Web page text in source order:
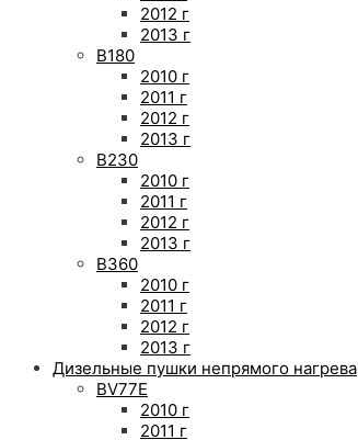
2012 г
2013 г
B180
2010 г
2011 г
2012 г
2013 г
B230
2010 г
2011 г
2012 г
2013 г
B360
2010 г
2011 г
2012 г
2013 г
Дизельные пушки непрямого нагрева
BV77E
2010 г
2011 г